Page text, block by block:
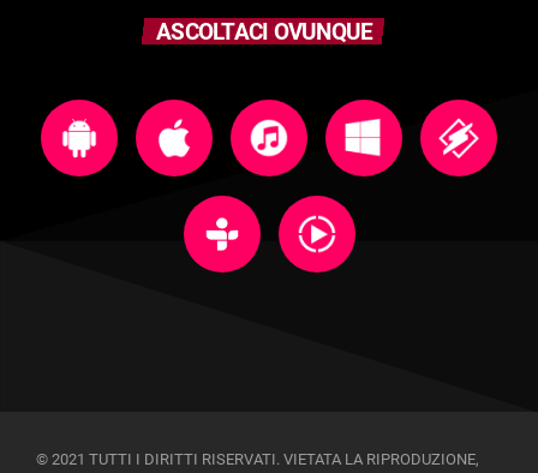
ASCOLTACI OVUNQUE
© 2021 TUTTI I DIRITTI RISERVATI. VIETATA LA RIPRODUZIONE,